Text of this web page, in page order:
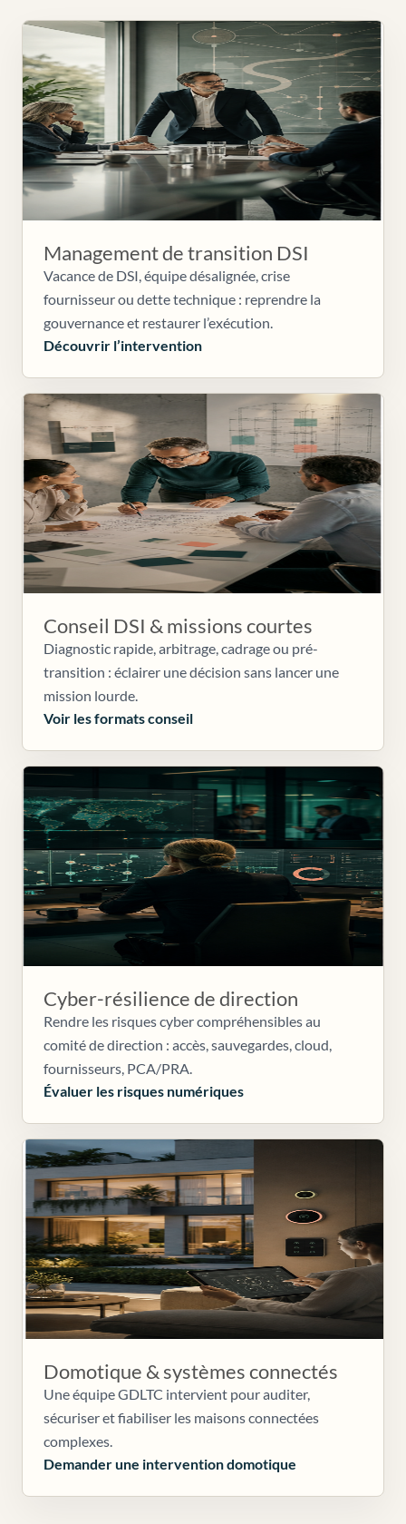
Management de transition DSI
Vacance de DSI, équipe désalignée, crise
fournisseur ou dette technique : reprendre la
gouvernance et restaurer l’exécution.
Découvrir l’intervention
Conseil DSI & missions courtes
Diagnostic rapide, arbitrage, cadrage ou pré-
transition : éclairer une décision sans lancer une
mission lourde.
Voir les formats conseil
Cyber-résilience de direction
Rendre les risques cyber compréhensibles au
comité de direction : accès, sauvegardes, cloud,
fournisseurs, PCA/PRA.
Évaluer les risques numériques
Domotique & systèmes connectés
Une équipe GDLTC intervient pour auditer,
sécuriser et fiabiliser les maisons connectées
complexes.
Demander une intervention domotique